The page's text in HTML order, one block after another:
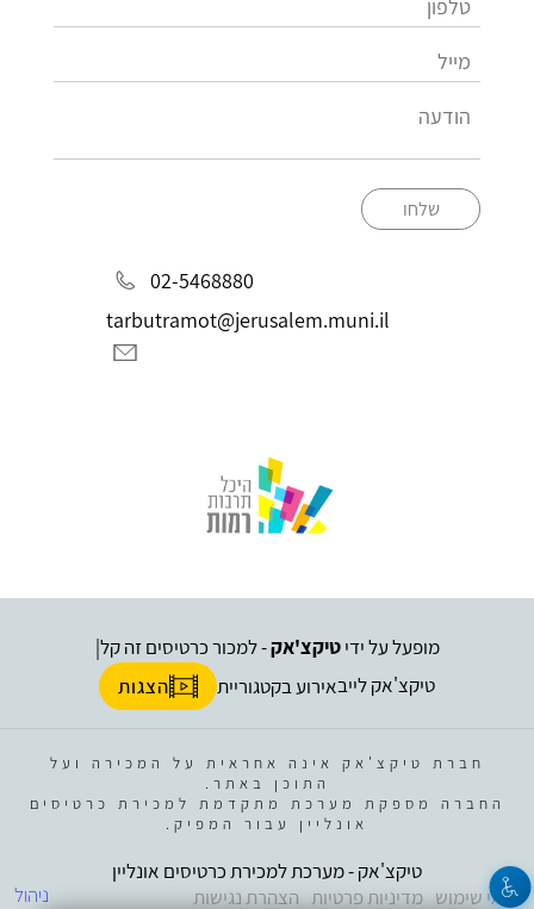
שלחו
02-5468880
tarbutramot@jerusalem.muni.il
מופעל על ידיטיקצ'אק- למכור כרטיסים זה קל
טיקצ'אק לייבאירוע בקטגוריית הצגות
חברת טיקצ'אק אינה אחראית על המכירה ועל
התוכן באתר.
החברה מספקת מערכת מתקדמת למכירת כרטיסים
אונליין עבור המפיק.
ניהול
טיקצ'אק - מערכת למכירת כרטיסים אונליין
תנאי שימוש מדיניות פרטיות הצהרת נגישות